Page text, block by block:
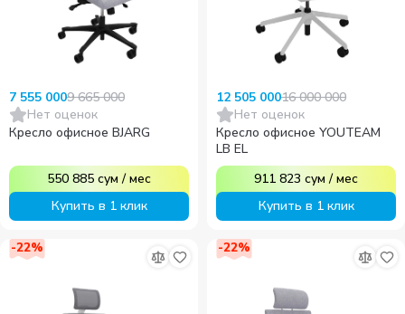
7 555 0009 665 000
Нет оценок
Кресло офисное BJARG
550 885 сум /мес
Купить в 1 клик
12 505 00016 000 000
Нет оценок
Кресло офисное YOUTEAM
LB EL
911 823 сум /мес
Купить в 1 клик
-22% -22%